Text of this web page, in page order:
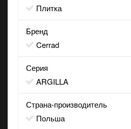
Плитка
Бренд
Cerrad
Серия
ARGILLA
Страна-производитель
Польша